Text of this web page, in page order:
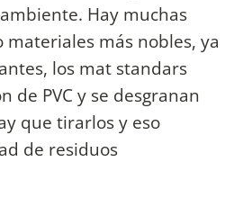
Hay muchas
materiales más nobles, ya
los mat standars
de PVC y se desgranan
que tirarlos y eso
de residuos